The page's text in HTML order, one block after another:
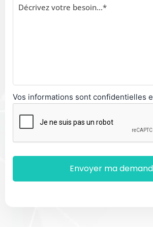
Vos informations sont confidentielles